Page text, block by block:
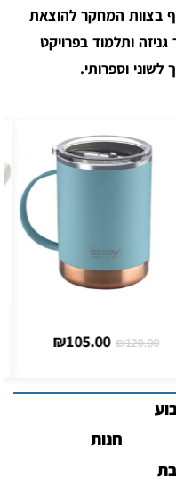
בצוות המחקר להוצאת
ותלמוד בפרויקט
לשוני וספרותי.
₪120.00
₪105.00
חנות